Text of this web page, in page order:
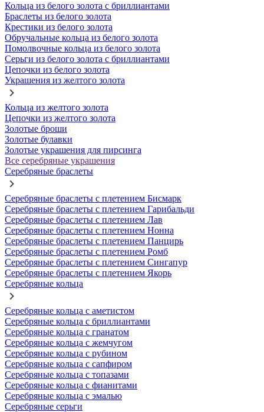
Кольца из белого золота с бриллиантами
Браслеты из белого золота
Крестики из белого золота
Обручальные кольца из белого золота
Помолвочные кольца из белого золота
Серьги из белого золота с бриллиантами
Цепочки из белого золота
Украшения из желтого золота
Кольца из желтого золота
Цепочки из желтого золота
Золотые броши
Золотые булавки
Золотые украшения для пирсинга
Все серебряные украшения
Серебряные браслеты
Серебряные браслеты с плетением Бисмарк
Серебряные браслеты с плетением Гарибальди
Серебряные браслеты с плетением Лав
Серебряные браслеты с плетением Нонна
Серебряные браслеты с плетением Панцирь
Серебряные браслеты с плетением Ромб
Серебряные браслеты с плетением Сингапур
Серебряные браслеты с плетением Якорь
Серебряные кольца
Серебряные кольца с аметистом
Серебряные кольца с бриллиантами
Серебряные кольца с гранатом
Серебряные кольца с жемчугом
Серебряные кольца с рубином
Серебряные кольца с сапфиром
Серебряные кольца с топазами
Серебряные кольца с фианитами
Серебряные кольца с эмалью
Серебряные серьги